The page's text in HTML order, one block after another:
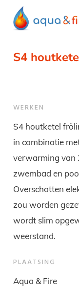
content
S4
WERKEN
S4 houtketel
in combinatie
verwarming van
zwembad en
Overschotten
zou worden
wordt slim
weerstand.
PLAATSING
Aqua & Fire